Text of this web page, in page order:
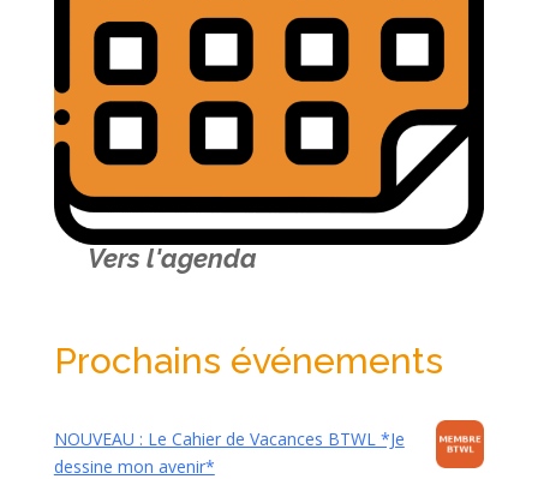
Vers l'agenda
Prochains événements
NOUVEAU : Le Cahier de Vacances BTWL *Je
dessine mon avenir*